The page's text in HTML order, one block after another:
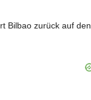
Bilbao zurück auf den